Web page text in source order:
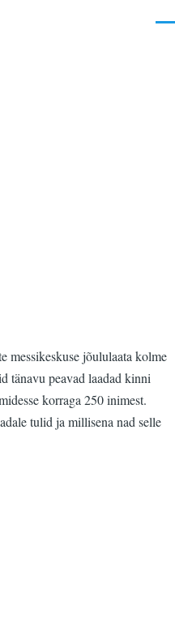
messikeskuse jõululaata kolme
tänavu peavad laadad kinni
korraga 250 inimest.
tulid ja millisena nad selle